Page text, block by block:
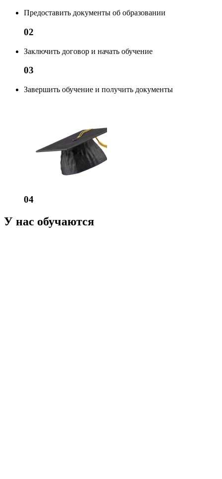
Предоставить документы об образовании
02
Заключить договор и начать обучение
03
Завершить обучение и получить документы
04
У нас обучаются